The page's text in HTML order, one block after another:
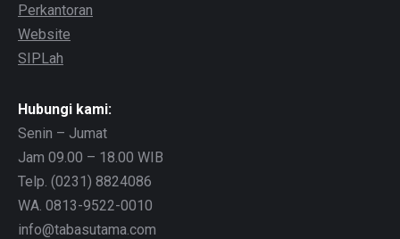
Perkantoran
Website
SIPLah
Hubungi kami:
Senin – Jumat
Jam 09.00 – 18.00 WIB
Telp. (0231) 8824086
WA. 0813-9522-0010
info@tabasutama.com